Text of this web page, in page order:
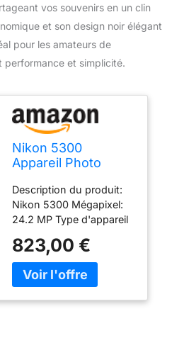
vos souvenirs en un clin
et son design noir élégant
pour les amateurs de
et simplicité.
Nikon 5300
Appareil Photo
Compact 24.2 Mpix
Wi-Fi Noir
Description du produit:
Nikon 5300 Mégapixel:
24.2 MP Type d'appareil
capteur: CMOS
Longueur focale: 18 - 105
mm Monture d'objectif
823,00 €